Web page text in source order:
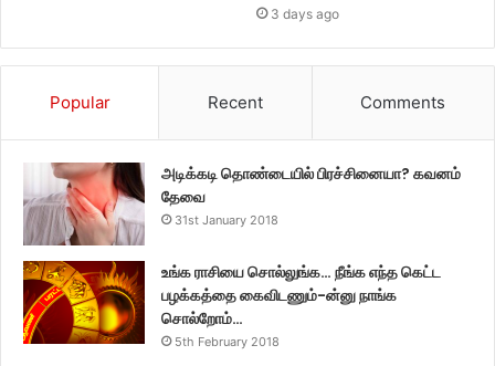
3 days ago
Popular Recent Comments
அடிக்கடி தொண்டையில் பிரச்சினையா? கவனம்
தேவை
31st January 2018
உங்க ராசியை சொல்லுங்க… நீங்க எந்த கெட்ட
பழக்கத்தை கைவிடணும்-ன்னு நாங்க
சொல்றோம்…
5th February 2018